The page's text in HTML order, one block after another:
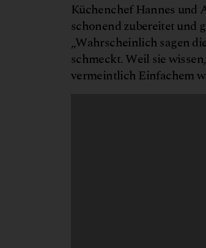
Küchenchef Hannes und
schonend zubereitet und
„Wahrscheinlich sagen
schmeckt. Weil sie
vermeintlich Einfachem